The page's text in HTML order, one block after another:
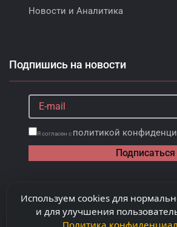
Используем cookies для
и для улучшения
Политика
Новости и Аналитика
Подпишись на новости
Я согласен с политикой
Подписаться